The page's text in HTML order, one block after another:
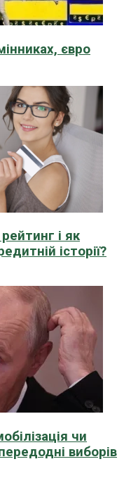
євро
і як
історії?
чи
виборів